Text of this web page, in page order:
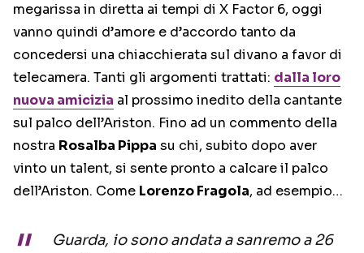
megarissa in diretta ai tempi di X Factor 6, oggi
vanno quindi d’amore e d’accordo tanto da
concedersi una chiacchierata sul divano a favor di
telecamera. Tanti gli argomenti trattati: dalla loro
nuova amicizia al prossimo inedito della cantante
sul palco dell’Ariston. Fino ad un commento della
nostra Rosalba Pippa su chi, subito dopo aver
vinto un talent, si sente pronto a calcare il palco
dell’Ariston. Come Lorenzo Fragola, ad esempio…
Guarda, io sono andata a sanremo a 26